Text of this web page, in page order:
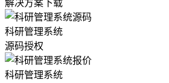
解决方案下载
科研管理系统
源码授权
科研管理系统